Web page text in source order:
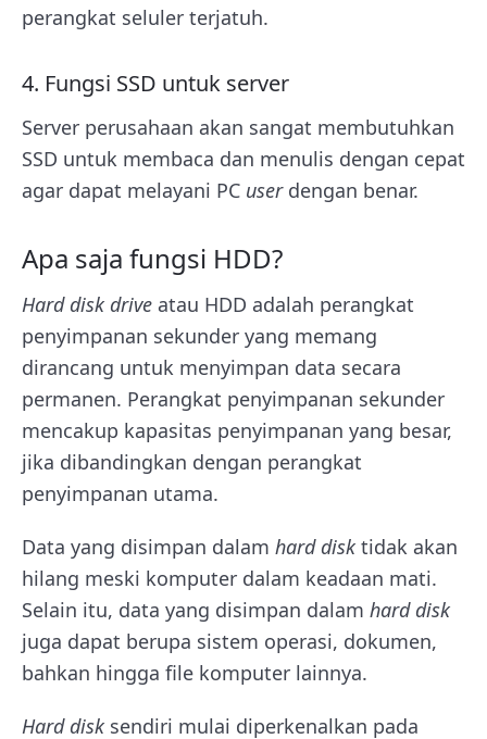
perangkat seluler terjatuh.
4. Fungsi SSD untuk server
Server perusahaan akan sangat membutuhkan
SSD untuk membaca dan menulis dengan cepat
agar dapat melayani PC userdengan benar.
Apa saja fungsi HDD?
Hard disk drive atau HDD adalah perangkat
penyimpanan sekunder yang memang
dirancang untuk menyimpan data secara
permanen. Perangkat penyimpanan sekunder
mencakup kapasitas penyimpanan yang besar,
jika dibandingkan dengan perangkat
penyimpanan utama.
Data yang disimpan dalam hard disk tidak akan
hilang meski komputer dalam keadaan mati.
Selain itu, data yang disimpan dalam hard disk
juga dapat berupa sistem operasi, dokumen,
bahkan hingga file komputer lainnya.
Hard disk sendiri mulai diperkenalkan pada